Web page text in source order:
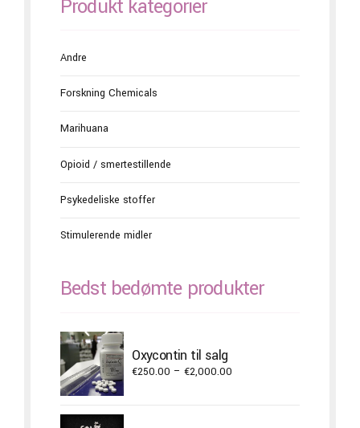
Produkt kategorier
Andre
Forskning Chemicals
Marihuana
Opioid / smertestillende
Psykedeliske stoffer
Stimulerende midler
Bedst bedømte produkter
Oxycontin til salg
€250.00 – €2,000.00